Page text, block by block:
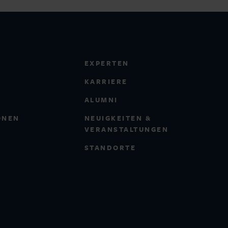
EXPERTEN
KARRIERE
ALUMNI
NEUIGKEITEN &
VERANSTALTUNGEN
STANDORTE